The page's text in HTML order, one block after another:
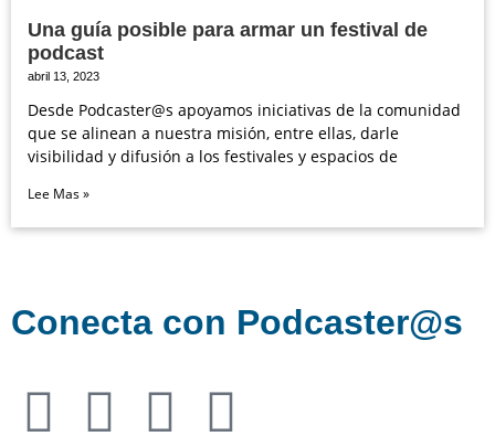
Una guía posible para armar un festival de
podcast
abril 13, 2023
Desde Podcaster@s apoyamos iniciativas de la comunidad
que se alinean a nuestra misión, entre ellas, darle
visibilidad y difusión a los festivales y espacios de
Lee Mas »
Conecta con Podcaster@s